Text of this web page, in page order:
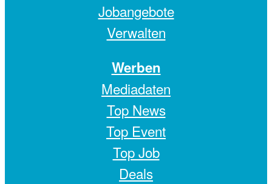
Jobangebote
Verwalten
Werben
Mediadaten
Top News
Top Event
Top Job
Deals